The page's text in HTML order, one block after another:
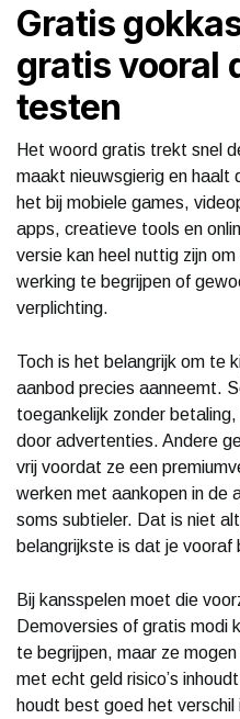
Gratis
gratis vooral
testen
Het woord gratis trekt snel
maakt nieuwsgierig en
het bij mobiele games,
apps, creatieve tools en
versie kan heel nuttig zijn
werking te begrijpen of
verplichting.
Toch is het belangrijk om te
aanbod precies aanneemt.
toegankelijk zonder
door advertenties. Andere
vrij voordat ze een
werken met aankopen in de
soms subtieler. Dat is niet
belangrijkste is dat je
Bij kansspelen moet die
Demoversies of gratis modi
te begrijpen, maar ze
met echt geld risico’s
houdt best goed het